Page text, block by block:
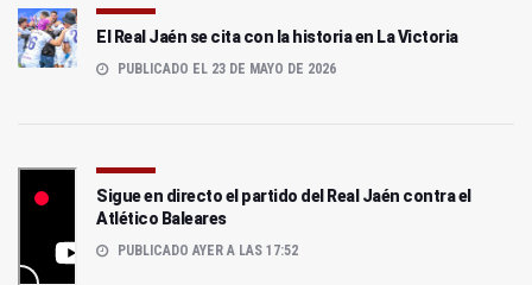
El Real Jaén se cita con la historia en La Victoria
PUBLICADO EL 23 DE MAYO DE 2026
Sigue en directo el partido del Real Jaén contra el
Atlético Baleares
PUBLICADO AYER A LAS 17:52